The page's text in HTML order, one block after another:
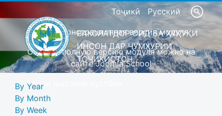
Тоҷикӣ Русский
Это демонстрационная версия модуля
Скачать полную версию модуля можно на
сайте Joomla School
Барои шахсони сустбин
ВАКОЛАТДОР ОИД БА ҲУҚУҚИ
ИНСОН ДАР ҶУМҲУРИИ
ТОҶИКИСТОН
By Year
By Month
By Week